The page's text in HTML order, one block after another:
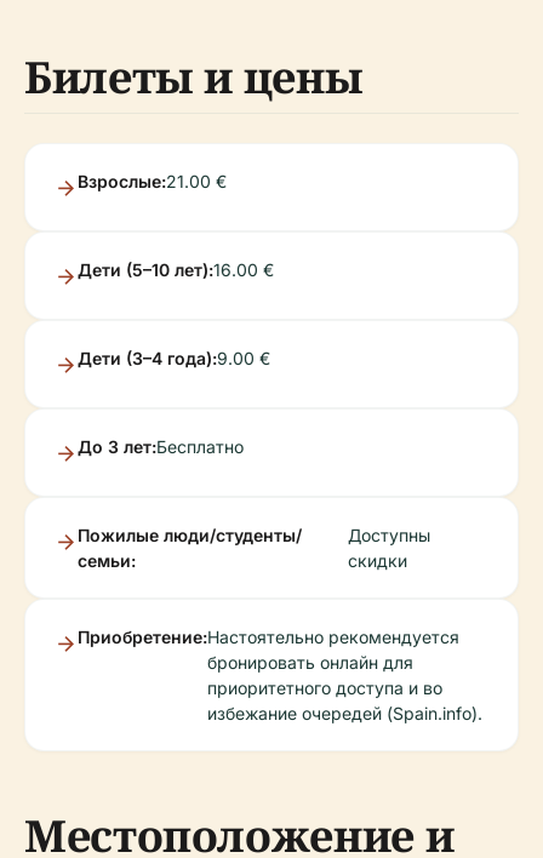
Билеты и цены
Взрослые:21.00 €
Дети (5–10 лет):16.00 €
Дети (3–4 года):9.00 €
До 3 лет:Бесплатно
Пожилые люди/студенты/
семьи:
Доступны
скидки
Приобретение:Настоятельно рекомендуется
бронировать онлайн для
приоритетного доступа и во
избежание очередей (Spain.info).
Местоположение и